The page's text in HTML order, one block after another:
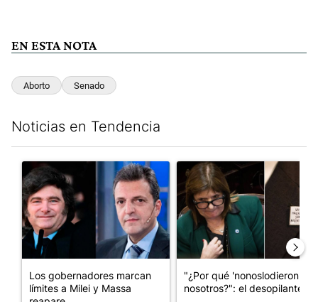
EN ESTA NOTA
Aborto Senado
Noticias en Tendencia
Un artículo de tendencia con el título "Los gobernadores
Los gobernadores marcan
límites a Milei y Massa
Un artículo de tendencia
"¿Por qué 'nonoslodieron' a
nosotros?": el desopilante ...